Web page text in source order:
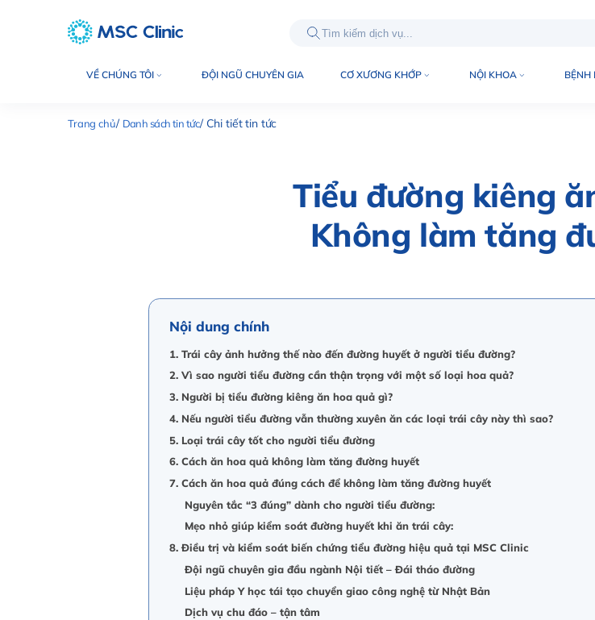
VỀ CHÚNG TÔI ĐỘI NGŨ CHUYÊN GIA CƠ XƯƠNG KHỚP NỘI KHOA BỆNH
Trang chủ Danh sách tin tức Chi tiết tin tức
Tiểu đường kiêng
Không làm tăng
Nội dung chính
1. Trái cây ảnh hưởng thế nào đến đường huyết ở người tiểu đường?
2. Vì sao người tiểu đường cần thận trọng với một số loại hoa quả?
3. Người bị tiểu đường kiêng ăn hoa quả gì?
4. Nếu người tiểu đường vẫn thường xuyên ăn các loại trái cây này thì sao?
5. Loại trái cây tốt cho người tiểu đường
6. Cách ăn hoa quả không làm tăng đường huyết
7. Cách ăn hoa quả đúng cách để không làm tăng đường huyết
Nguyên tắc “3 đúng” dành cho người tiểu đường:
Mẹo nhỏ giúp kiểm soát đường huyết khi ăn trái cây:
8. Điều trị và kiểm soát biến chứng tiểu đường hiệu quả tại MSC Clinic
Đội ngũ chuyên gia đầu ngành Nội tiết – Đái tháo đường
Liệu pháp Y học tái tạo chuyển giao công nghệ từ Nhật Bản
Dịch vụ chu đáo – tận tâm